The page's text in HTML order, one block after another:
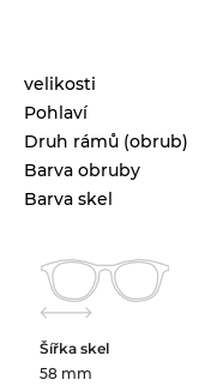
velikosti
Pohlaví
Druh rámů (obrub)
Barva obruby
Barva skel
Šířka skel
58 mm